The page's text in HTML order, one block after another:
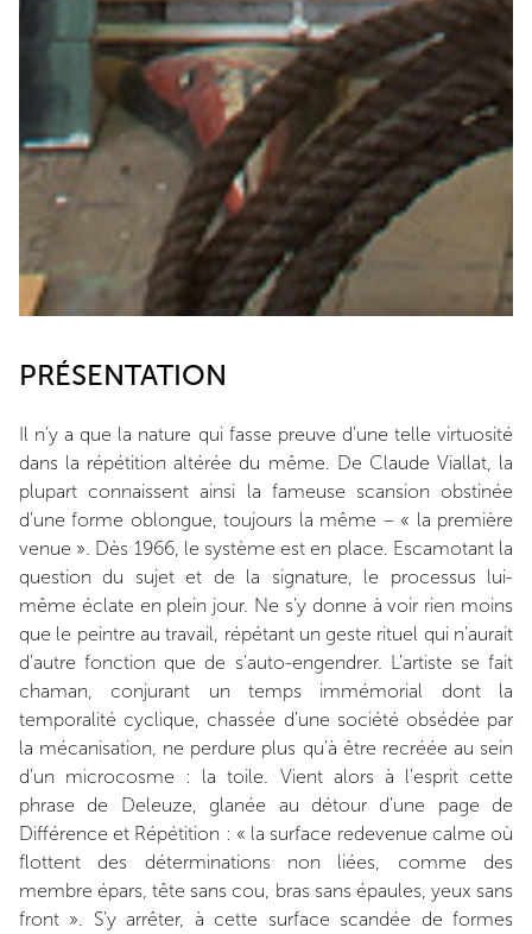
PRÉSENTATION
Il n’y a que la nature qui fasse preuve d’une telle virtuosité
dans la répétition altérée du même. De Claude Viallat, la
plupart connaissent ainsi la fameuse scansion obstinée
d’une forme oblongue, toujours la même – « la première
venue ». Dès 1966, le système est en place. Escamotant la
question du sujet et de la signature, le processus lui-
même éclate en plein jour. Ne s’y donne à voir rien moins
que le peintre au travail, répétant un geste rituel qui n’aurait
d’autre fonction que de s’auto-engendrer. L’artiste se fait
chaman, conjurant un temps immémorial dont la
temporalité cyclique, chassée d’une société obsédée par
la mécanisation, ne perdure plus qu’à être recréée au sein
d’un microcosme : la toile. Vient alors à l’esprit cette
phrase de Deleuze, glanée au détour d’une page de
Différence et Répétition : « la surface redevenue calme où
flottent des déterminations non liées, comme des
membre épars, tête sans cou, bras sans épaules, yeux sans
front ». S’y arrêter, à cette surface scandée de formes